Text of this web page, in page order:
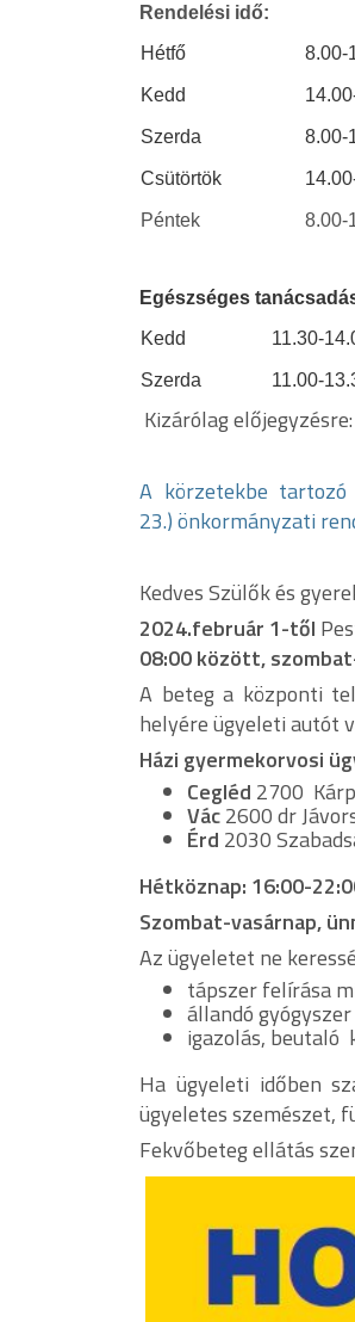
Rendelési idő:
Hétfő
8.00-
Kedd
Szerda 8.00-
Csütörtök
Péntek 8.00-
Egészséges
Kedd
11.30-
Szerda 11.00-
Kizárólag
A körzetekbe tartozó
23.) önkormányzati
Kedves Szülők és
2024.február 1-től
08:00 között,
A beteg a központi
helyére ügyeleti autót
Házi gyermekorvosi
Cegléd 2700
Vác2600 dr
Érd 2030
Hétköznap: 16:00-
Szombat-vasárnap,
Az ügyeletet ne
tápszer felírása
állandó
igazolás, beutaló
Ha ügyeleti időben
ügyeletes szemészet,
Fekvőbeteg ellátás